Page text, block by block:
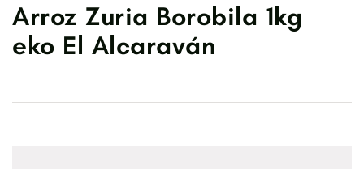
Arroz Zuria Borobila 1kg
eko El Alcaraván